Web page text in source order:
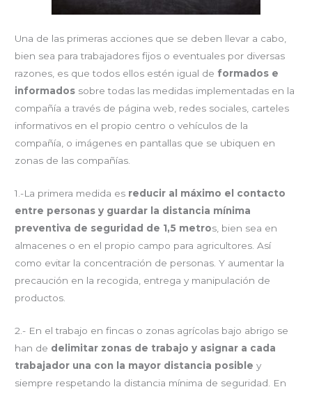
Una de las primeras acciones que se deben llevar a cabo,
bien sea para trabajadores fijos o eventuales por diversas
razones, es que todos ellos estén igual de formados e
informados sobre todas las medidas implementadas en la
compañía a través de página web, redes sociales, carteles
informativos en el propio centro o vehículos de la
compañía, o imágenes en pantallas que se ubiquen en
zonas de las compañías.
1.-La primera medida es reducir al máximo el contacto
entre personas y guardar la distancia mínima
preventiva de seguridad de 1,5 metros, bien sea en
almacenes o en el propio campo para agricultores. Así
como evitar la concentración de personas. Y aumentar la
precaución en la recogida, entrega y manipulación de
productos.
2.- En el trabajo en fincas o zonas agrícolas bajo abrigo se
han de delimitar zonas de trabajo y asignar a cada
trabajador una con la mayor distancia posible y
siempre respetando la distancia mínima de seguridad. En